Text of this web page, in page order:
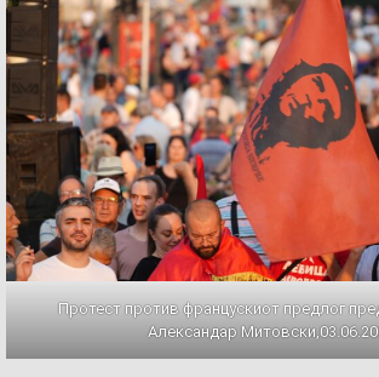
Протест против францускиот предлог
Александар